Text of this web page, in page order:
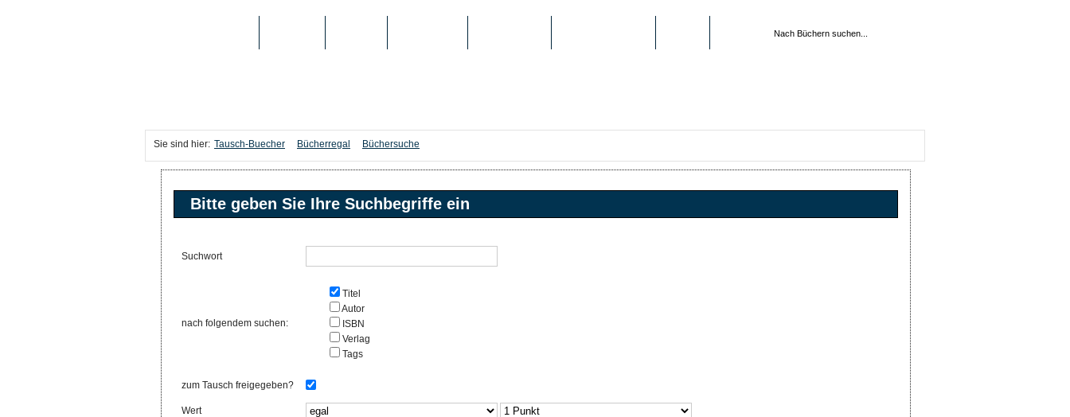
Sie sind hier: Tausch-Buecher Bücherregal Büchersuche
Bitte geben Sie Ihre Suchbegriffe ein
Suchwort
nach folgendem suchen:
Titel
Autor
ISBN
Verlag
Tags
zum Tausch freigegeben?
Wert